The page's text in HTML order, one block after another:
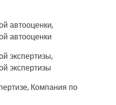
автооценки,
автооценки
экспертизы,
экспертизы
Компания по